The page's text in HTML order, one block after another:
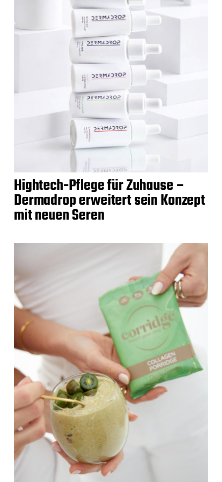
Hightech-Pflege für Zuhause –
Dermadrop erweitert sein Konzept
mit neuen Seren